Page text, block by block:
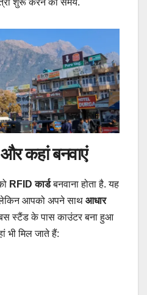
शुरू करने का समय.
कहां बनवाएं
RFID कार्डबनवाना होता है. यह
आपको अपने साथ आधार
स्टैंड के पास काउंटर बना हुआ
भी मिल जाते हैं: